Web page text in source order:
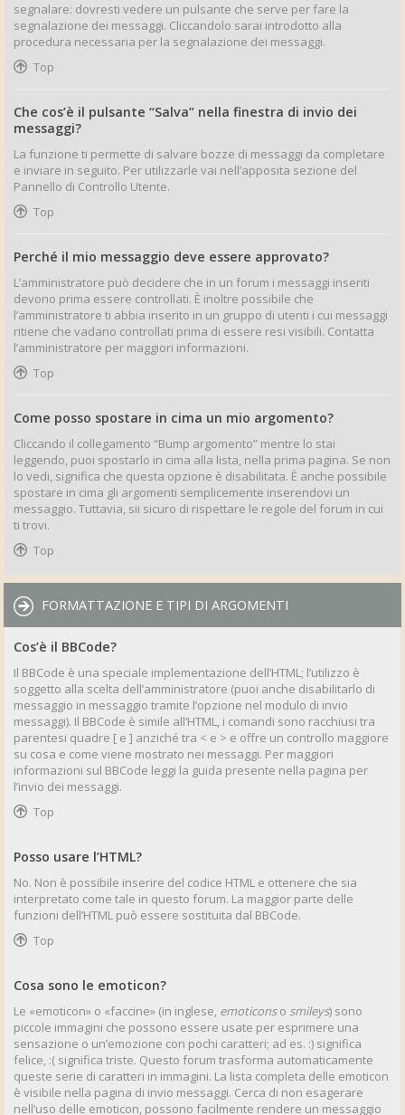
segnalare: dovresti vedere un pulsante che serve per fare la
segnalazione dei messaggi. Cliccandolo sarai introdotto alla
procedura necessaria per la segnalazione dei messaggi.
Top
Che cos’è il pulsante “Salva” nella finestra di invio dei
messaggi?
La funzione ti permette di salvare bozze di messaggi da completare
e inviare in seguito. Per utilizzarle vai nell’apposita sezione del
Pannello di Controllo Utente.
Top
Perché il mio messaggio deve essere approvato?
L’amministratore può decidere che in un forum i messaggi inseriti
devono prima essere controllati. È inoltre possibile che
l’amministratore ti abbia inserito in un gruppo di utenti i cui messaggi
ritiene che vadano controllati prima di essere resi visibili. Contatta
l’amministratore per maggiori informazioni.
Top
Come posso spostare in cima un mio argomento?
Cliccando il collegamento “Bump argomento” mentre lo stai
leggendo, puoi spostarlo in cima alla lista, nella prima pagina. Se non
lo vedi, significa che questa opzione è disabilitata. È anche possibile
spostare in cima gli argomenti semplicemente inserendovi un
messaggio. Tuttavia, sii sicuro di rispettare le regole del forum in cui
ti trovi.
Top
FORMATTAZIONE E TIPI DI ARGOMENTI
Cos’è il BBCode?
Il BBCode è una speciale implementazione dell’HTML; l’utilizzo è
soggetto alla scelta dell’amministratore (puoi anche disabilitarlo di
messaggio in messaggio tramite l’opzione nel modulo di invio
messaggi). Il BBCode è simile all’HTML, i comandi sono racchiusi tra
parentesi quadre [ e ] anziché tra < e > e offre un controllo maggiore
su cosa e come viene mostrato nei messaggi. Per maggiori
informazioni sul BBCode leggi la guida presente nella pagina per
l’invio dei messaggi.
Top
Posso usare l’HTML?
No. Non è possibile inserire del codice HTML e ottenere che sia
interpretato come tale in questo forum. La maggior parte delle
funzioni dell’HTML può essere sostituita dal BBCode.
Top
Cosa sono le emoticon?
Le «emoticon» o «faccine» (in inglese, emoticonso smileys) sono
piccole immagini che possono essere usate per esprimere una
sensazione o un’emozione con pochi caratteri; ad es. :) significa
felice, :( significa triste. Questo forum trasforma automaticamente
queste serie di caratteri in immagini. La lista completa delle emoticon
è visibile nella pagina di invio messaggi. Cerca di non esagerare
nell’uso delle emoticon, possono facilmente rendere un messaggio